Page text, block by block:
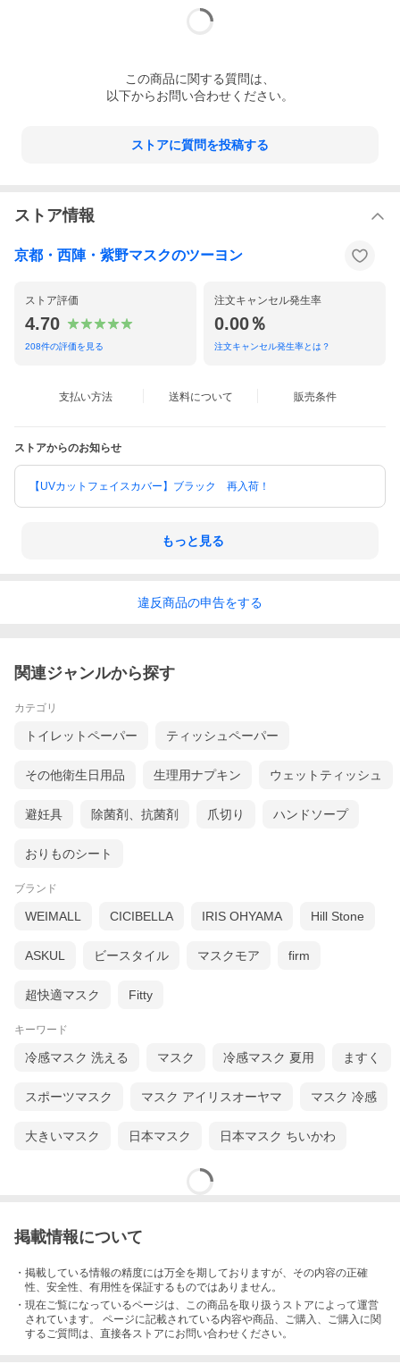
この商品に関する質問は、
以下からお問い合わせください。
ストアに質問を投稿する
ストア情報
京都・西陣・紫野マスクのツーヨン
ストア評価
4.70
208件の評価を見る
注文キャンセル発生率
0.00％
注文キャンセル発生率とは？
支払い方法 送料について 販売条件
ストアからのお知らせ
【UVカットフェイスカバー】ブラック 再入荷！
もっと見る
違反商品の申告をする
関連ジャンルから探す
カテゴリ
トイレットペーパー ティッシュペーパー
その他衛生日用品 生理用ナプキン ウェットティッシュ
避妊具 除菌剤、抗菌剤 爪切り ハンドソープ
おりものシート
ブランド
WEIMALL CICIBELLA IRIS OHYAMA Hill Stone
ASKUL ビースタイル マスクモア firm
超快適マスク Fitty
キーワード
冷感マスク 洗える マスク 冷感マスク 夏用 ますく
スポーツマスク マスク アイリスオーヤマ マスク 冷感
大きいマスク 日本マスク 日本マスク ちいかわ
掲載情報について
・掲載している情報の精度には万全を期しておりますが、その内容の正確
性、安全性、有用性を保証するものではありません。
・現在ご覧になっているページは、この商品を取り扱うストアによって運営
されています。 ページに記載されている内容や商品、ご購入 、ご購入に関
するご質問は、直接各ストアにお問い合わせください。